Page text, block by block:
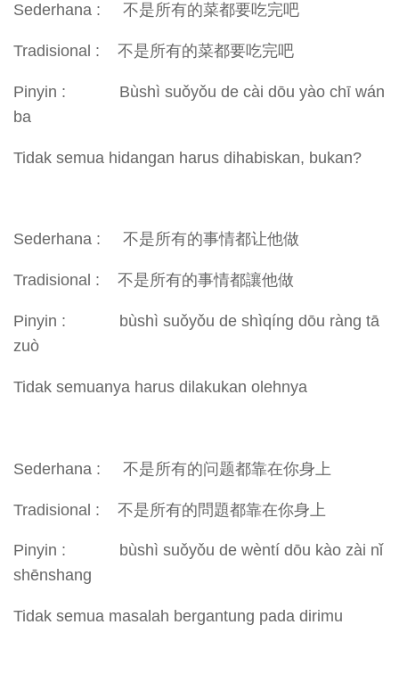
Sederhana : 不是所有的菜都要吃完吧
Tradisional : 不是所有的菜都要吃完吧
Pinyin : Bùshì suǒyǒu de cài dōu yào chī wán
ba
Tidak semua hidangan harus dihabiskan, bukan?
Sederhana : 不是所有的事情都让他做
Tradisional : 不是所有的事情都讓他做
Pinyin : bùshì suǒyǒu de shìqíng dōu ràng tā
zuò
Tidak semuanya harus dilakukan olehnya
Sederhana : 不是所有的问题都靠在你身上
Tradisional : 不是所有的問題都靠在你身上
Pinyin : bùshì suǒyǒu de wèntí dōu kào zài nǐ
shēnshang
Tidak semua masalah bergantung pada dirimu